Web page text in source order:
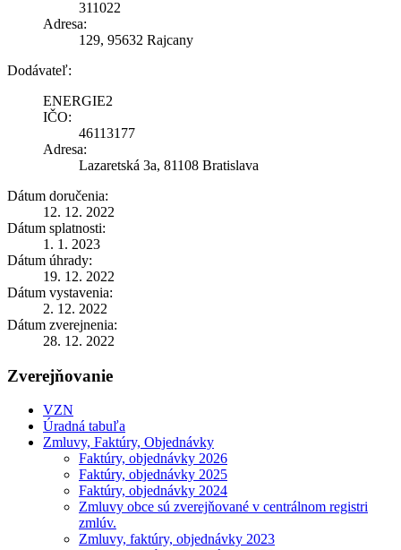
311022
Adresa:
129, 95632 Rajcany
Dodávateľ:
ENERGIE2
IČO:
46113177
Adresa:
Lazaretská 3a, 81108 Bratislava
Dátum doručenia:
12. 12. 2022
Dátum splatnosti:
1. 1. 2023
Dátum úhrady:
19. 12. 2022
Dátum vystavenia:
2. 12. 2022
Dátum zverejnenia:
28. 12. 2022
Zverejňovanie
VZN
Úradná tabuľa
Zmluvy, Faktúry, Objednávky
Faktúry, objednávky 2026
Faktúry, objednávky 2025
Faktúry, objednávky 2024
Zmluvy obce sú zverejňované v centrálnom registri
zmlúv.
Zmluvy, faktúry, objednávky 2023